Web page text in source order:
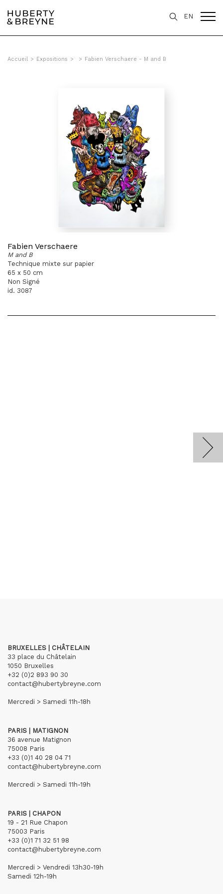
EN
Accueil > Expositions > > Fabien Verschaere - M and B
Fabien Verschaere
M and B
Technique mixte sur papier
65 x 50 cm
Non Signé
id. 3087
BRUXELLES | CHÂTELAIN
33 place du Châtelain
1050 Bruxelles
+32 (0)2 893 90 30
contact@hubertybreyne.com
Mercredi > Samedi 11h-18h
PARIS | MATIGNON
36 avenue Matignon
75008 Paris
+33 (0)1 40 28 04 71
contact@hubertybreyne.com
Mercredi > Samedi 11h-19h
PARIS | CHAPON
19 - 21 Rue Chapon
75003 Paris
+33 (0)1 71 32 51 98
contact@hubertybreyne.com
Mercredi > Vendredi 13h30-19h
Samedi 12h-19h